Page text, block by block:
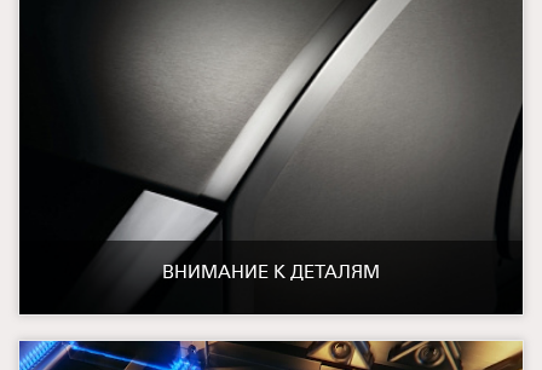
ВНИМАНИЕ К ДЕТАЛЯМ